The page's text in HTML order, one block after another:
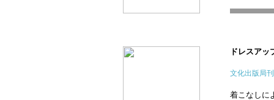
ドレスアッ
文化出版局刊
着こなしに